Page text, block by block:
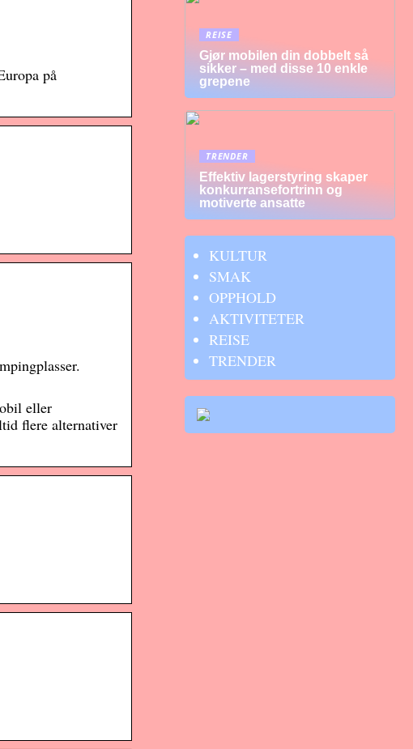
på
eller
flere alternativer
REISE
Gjør mobilen din dobbelt så
sikker – med disse 10 enkle
grepene
TRENDER
Effektiv lagerstyring skaper
konkurransefortrinn og
motiverte ansatte
KULTUR
SMAK
OPPHOLD
AKTIVITETER
REISE
TRENDER